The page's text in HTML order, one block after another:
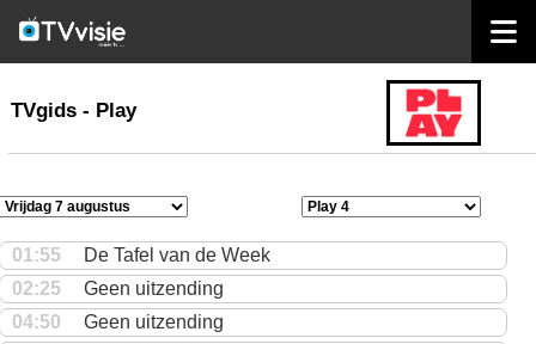
TVgids
TVgids - Play
01:55
De Tafel van de Week
02:25
Geen uitzending
04:50
Geen uitzending